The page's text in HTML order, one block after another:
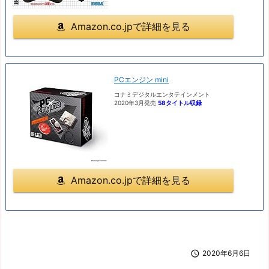
Amazon.co.jpで詳細を見る
PCエンジン mini
コナミデジタルエンタテインメント
2020年3月発売 58タイトル収録
Amazon.co.jpで詳細を見る
 2020年6月6日